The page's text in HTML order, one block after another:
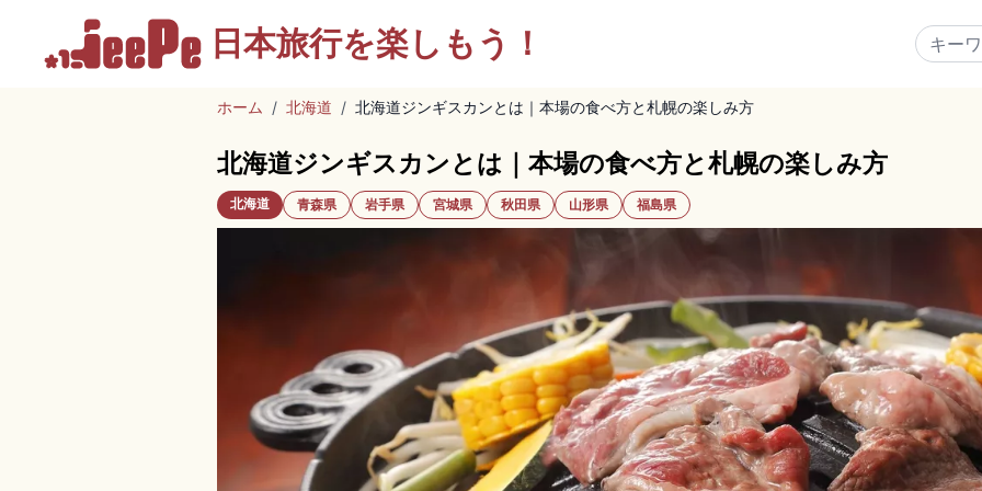
日本旅行を楽しもう！
ホーム / 北海道 / 北海道ジンギスカンとは｜本場の食べ方と札幌の楽しみ方
北海道ジンギスカンとは｜本場の食べ方と札幌の楽しみ方
北海道 青森県 岩手県 宮城県 秋田県 山形県 福島県